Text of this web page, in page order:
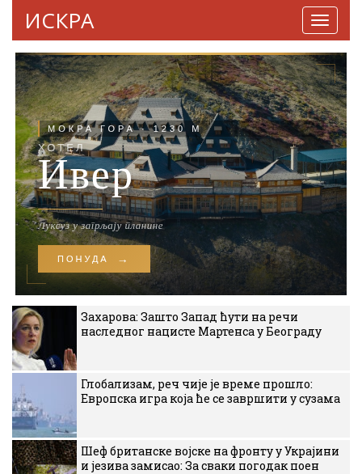
ИСКРА
Захарова: Зашто Запад ћути на речи
наследног нацисте Мартенса у Београду
Глобализам, реч чије је време прошло:
Европска игра која ће се завршити у сузама
Шеф британске војске на фронту у Украјини
и језива замисао: За сваки погодак поен